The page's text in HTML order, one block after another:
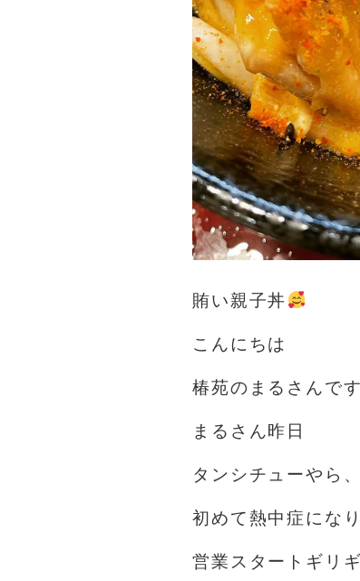
賄い親子丼
こんにちは️️️
椿苑のまるさんです
まるさん昨日
タンシチューやら
初めて熱中症にな
営業スタートギリ